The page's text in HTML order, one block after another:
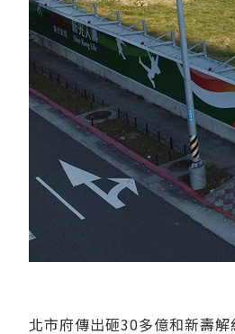
北市府傳出砸30多億和新壽